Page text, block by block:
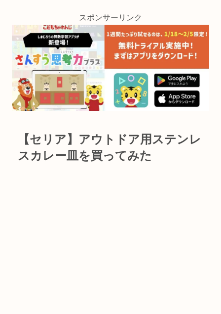
スポンサーリンク
【セリア】アウトドア用ステンレ
スカレー皿を買ってみた